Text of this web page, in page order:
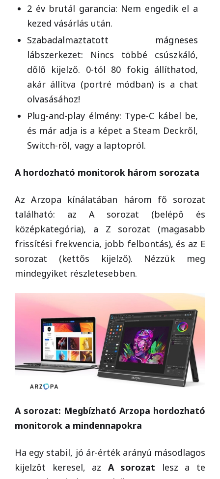
2 év brutál garancia: Nem engedik el a
kezed vásárlás után.
Szabadalmaztatott mágneses
lábszerkezet: Nincs többé csúszkáló,
dőlő kijelző. 0-tól 80 fokig állíthatod,
akár állítva (portré módban) is a chat
olvasásához!
Plug-and-play élmény: Type-C kábel be,
és már adja is a képet a Steam Deckről,
Switch-ről, vagy a laptopról.
A hordozható monitorok három sorozata
Az Arzopa kínálatában három fő sorozat
található: az A sorozat (belépő és
középkategória), a Z sorozat (magasabb
frissítési frekvencia, jobb felbontás), és az E
sorozat (kettős kijelző). Nézzük meg
mindegyiket részletesebben.
A sorozat: Megbízható Arzopa hordozható
monitorok a mindennapokra
Ha egy stabil, jó ár-érték arányú másodlagos
kijelzőt keresel, az A sorozat lesz a te